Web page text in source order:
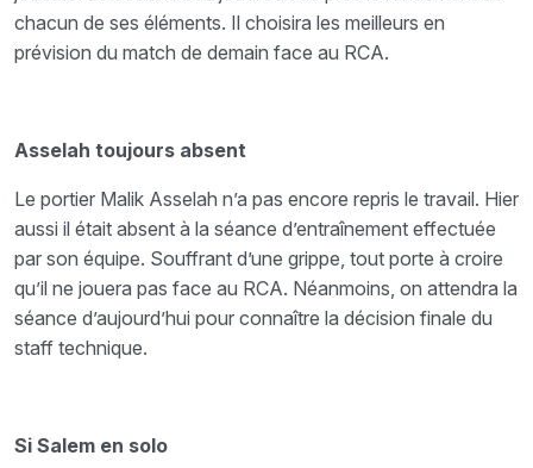
chacun de ses éléments. Il choisira les meilleurs en
prévision du match de demain face au RCA.
Asselah toujours absent
Le portier Malik Asselah n’a pas encore repris le travail. Hier
aussi il était absent à la séance d’entraînement effectuée
par son équipe. Souffrant d’une grippe, tout porte à croire
qu’il ne jouera pas face au RCA. Néanmoins, on attendra la
séance d’aujourd’hui pour connaître la décision finale du
staff technique.
Si Salem en solo